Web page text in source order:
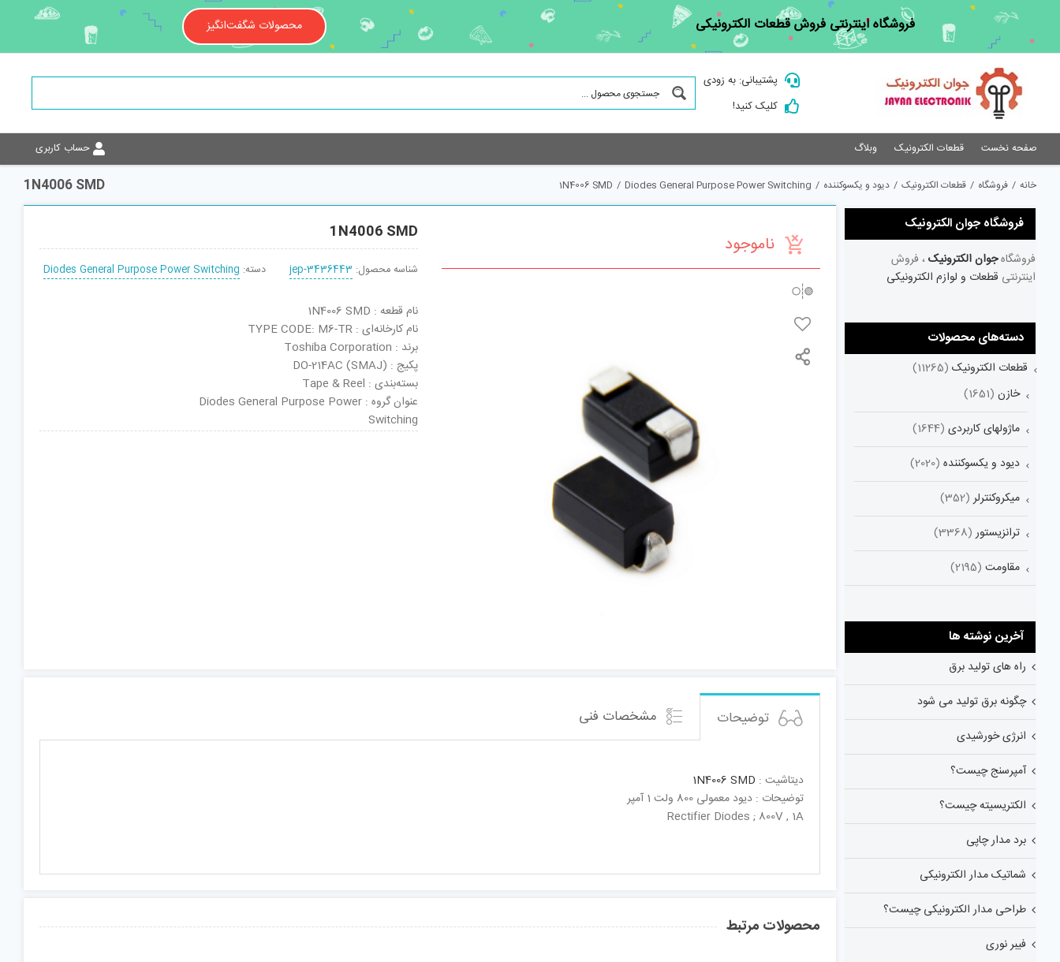
content
فروشگاه اینترنتی فروش قطعات الکترونیکی محصولات شگفت‌انگیز
پشتیبانی: به زودی
کلیک کنید!
صفحه نخست قطعات الکترونیک وبلاگ حساب کاربری
1N4006 SMD خانه / فروشگاه / قطعات الکترونیک / دیود و یکسوکننده /
Diodes General Purpose Power Switching
/
1N4006 SMD
ناموجود 1N4006 SMD
شناسه محصول: jep-3436443 دسته: Diodes General Purpose Power Switching
نام قطعه : 1N4006 SMD
نام کارخانه‌ای : TYPE CODE: M6-TR
برند : Toshiba Corporation
پکیج : DO-214AC (SMAJ)
بسته‌بندی : Tape & Reel
عنوان گروه : Diodes General Purpose Power
Switching
توضیحات مشخصات فنی
دیتاشیت : 1N4006 SMD
توضیحات : دیود معمولی 800 ولت 1 آمپر
Rectifier Diodes ; 800V , 1A
محصولات مرتبط
فروشگاه جوان الکترونیک
فروشگاهجوان الکترونیک ، فروش
اینترنتی قطعات و لوازم الکترونیکی
دسته‌های محصولات
قطعات الکترونیک (11265)
خازن (1651)
ماژولهای کاربردی (1644)
دیود و یکسوکننده (2020)
میکروکنترلر (352)
ترانزیستور (3368)
مقاومت (2195)
آخرین نوشته ها
راه های تولید برق
چگونه برق تولید می شود
انرژی خورشیدی
آمپرسنج چیست؟
الکتریسیته چیست؟
برد مدار چاپی
شماتیک مدار الکترونیکی
طراحی مدار الکترونیکی چیست؟
فیبر نوری